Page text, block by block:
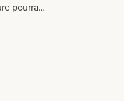
pourra…